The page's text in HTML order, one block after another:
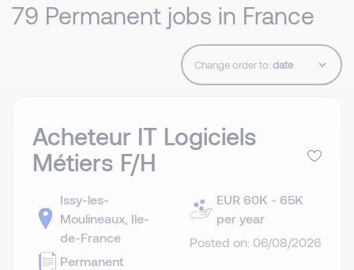
79 Permanent jobs in France
Change order to:
Acheteur IT Logiciels
Métiers F/H
Issy-les-
Moulineaux, Ile-
de-France
Permanent
EUR 60K - 65K
per year
Posted on: 06/08/2026